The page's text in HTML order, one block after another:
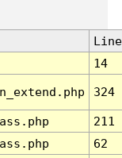
Line
14
324
211
62